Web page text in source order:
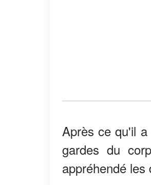
Après ce qu'il
gardes du
appréhendé les